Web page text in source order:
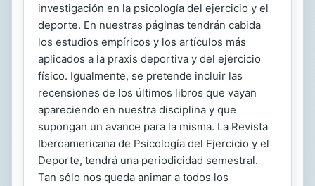
investigación en la psicología del ejercicio y el
deporte. En nuestras páginas tendrán cabida
los estudios empíricos y los artículos más
aplicados a la praxis deportiva y del ejercicio
físico. Igualmente, se pretende incluir las
recensiones de los últimos libros que vayan
apareciendo en nuestra disciplina y que
supongan un avance para la misma. La Revista
Iberoamericana de Psicología del Ejercicio y el
Deporte, tendrá una periodicidad semestral.
Tan sólo nos queda animar a todos los